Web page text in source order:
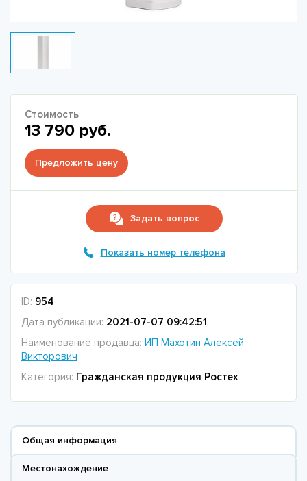
Стоимость
13 790 руб.
Предложить цену
Задать вопрос
Показать номер телефона
ID: 954
Дата публикации: 2021-07-07 09:42:51
Наименование продавца: ИП Махотин Алексей
Викторович
Категория: Гражданская продукция Ростех
Общая информация
Местонахождение